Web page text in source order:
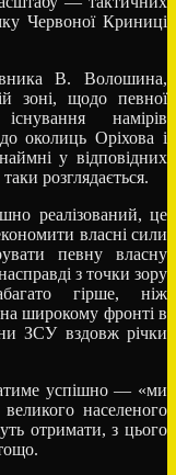
Червоної Криниці
В. Волошина,
зоні, щодо певної
намірів
околиць Оріхова і
у відповідних
розглядається.
реалізований, це
власні сили
певну власну
з точки зору
гірше, ніж
широкому фронті в
ЗСУ вздовж річки
успішно — «ми
населеного
отримати, з цього